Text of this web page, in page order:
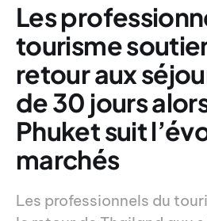
Les
tourisme
retour aux
de 30 jours
Phuket suit
marchés
Les professionnels du